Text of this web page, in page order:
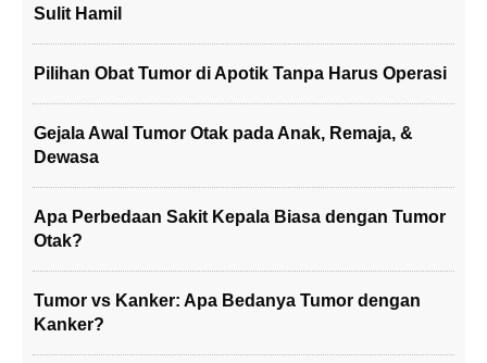
Sulit Hamil
Pilihan Obat Tumor di Apotik Tanpa Harus Operasi
Gejala Awal Tumor Otak pada Anak, Remaja, &
Dewasa
Apa Perbedaan Sakit Kepala Biasa dengan Tumor
Otak?
Tumor vs Kanker: Apa Bedanya Tumor dengan
Kanker?